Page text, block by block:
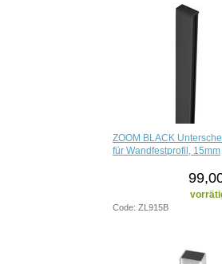
ZOOM BLACK
für Wandfestprofil, 15mm
Code: ZL915B